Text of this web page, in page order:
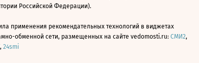
Российской Федерации).
применения рекомендательных технологий в виджетах
обменной сети, размещенных на сайте vedomosti.ru: СМИ2,
, 24smi